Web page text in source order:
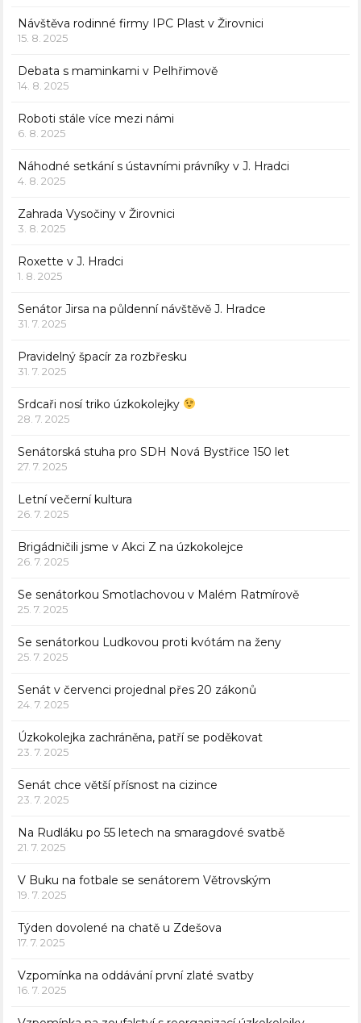
Návštěva rodinné firmy IPC Plast v Žirovnici
15. 8. 2025
Debata s maminkami v Pelhřimově
14. 8. 2025
Roboti stále více mezi námi
6. 8. 2025
Náhodné setkání s ústavními právníky v J. Hradci
4. 8. 2025
Zahrada Vysočiny v Žirovnici
3. 8. 2025
Roxette v J. Hradci
1. 8. 2025
Senátor Jirsa na půldenní návštěvě J. Hradce
31. 7. 2025
Pravidelný špacír za rozbřesku
31. 7. 2025
Srdcaři nosí triko úzkokolejky
28. 7. 2025
Senátorská stuha pro SDH Nová Bystřice 150 let
27. 7. 2025
Letní večerní kultura
26. 7. 2025
Brigádničili jsme v Akci Z na úzkokolejce
26. 7. 2025
Se senátorkou Smotlachovou v Malém Ratmírově
25. 7. 2025
Se senátorkou Ludkovou proti kvótám na ženy
25. 7. 2025
Senát v červenci projednal přes 20 zákonů
24. 7. 2025
Úzkokolejka zachráněna, patří se poděkovat
23. 7. 2025
Senát chce větší přísnost na cizince
23. 7. 2025
Na Rudláku po 55 letech na smaragdové svatbě
21. 7. 2025
V Buku na fotbale se senátorem Větrovským
19. 7. 2025
Týden dovolené na chatě u Zdešova
17. 7. 2025
Vzpomínka na oddávání první zlaté svatby
16. 7. 2025